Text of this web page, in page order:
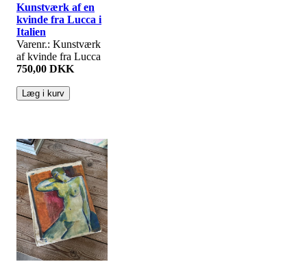
Kunstværk af en
kvinde fra Lucca i
Italien
Varenr.: Kunstværk
af kvinde fra Lucca
750,00 DKK